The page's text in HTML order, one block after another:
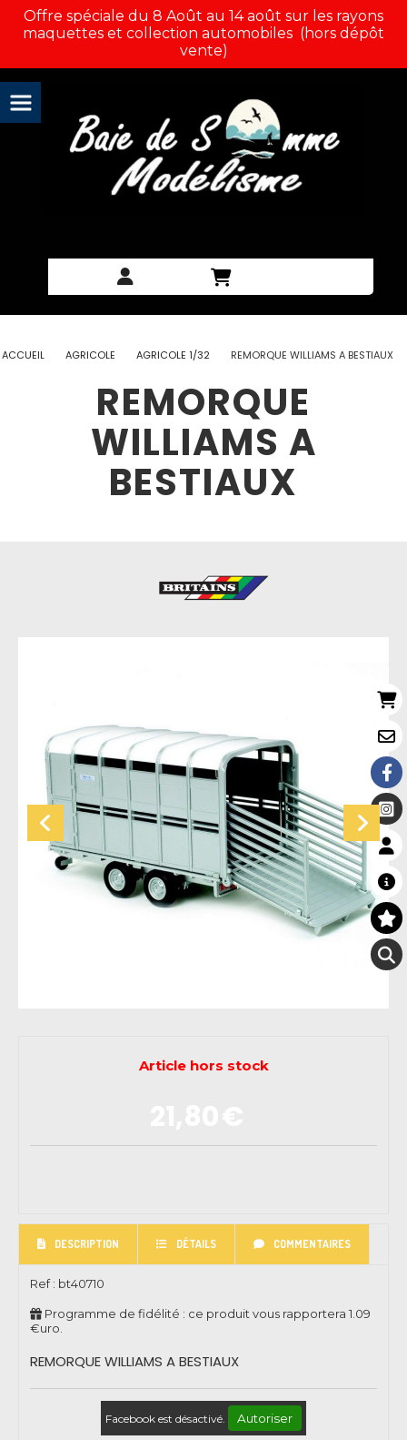
Offre spéciale du 8 Août au 14 août sur les rayons
maquettes et collection automobiles (hors dépôt
vente)
ACCUEIL AGRICOLE AGRICOLE 1/32 REMORQUE WILLIAMS A BESTIAUX
REMORQUE
WILLIAMS A
BESTIAUX
Article hors stock
DESCRIPTION DÉTAILS COMMENTAIRES
Ref : bt40710
Programme de fidélité : ce produit vous rapportera 1.09
€uro.
REMORQUE WILLIAMS A BESTIAUX
Facebook est désactivé. Autoriser
Panneau de gestion des cookies